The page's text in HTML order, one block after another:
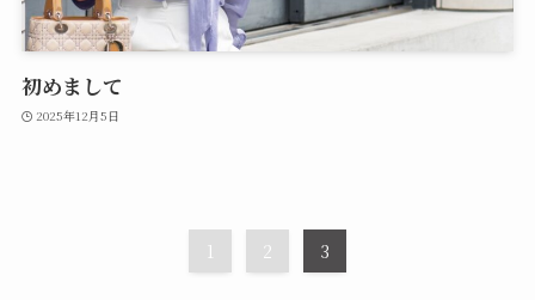
初めまして
2025年12月5日
1 2 3